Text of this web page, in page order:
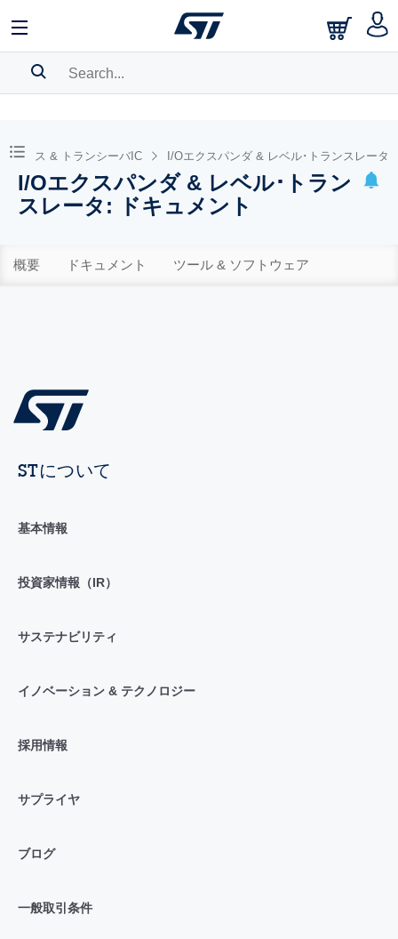
BOOKMARK
Please log into show your saved searches.
ェース & トランシーバIC I/Oエクスパンダ & レベル･トランスレータ
I/Oエクスパンダ & レベル･トラン
スレータ: ドキュメント
概要 ドキュメント ツール & ソフトウェア
STについて
基本情報
投資家情報（IR）
サステナビリティ
イノベーション & テクノロジー
採用情報
サプライヤ
ブログ
一般取引条件